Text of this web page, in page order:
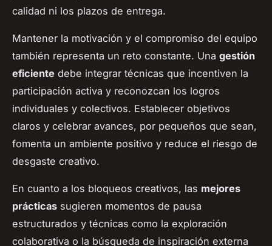
calidad ni los plazos de entrega.
Mantener la motivación y el compromiso del equipo
también representa un reto constante. Una gestión
eficiente debe integrar técnicas que incentiven la
participación activa y reconozcan los logros
individuales y colectivos. Establecer objetivos
claros y celebrar avances, por pequeños que sean,
fomenta un ambiente positivo y reduce el riesgo de
desgaste creativo.
En cuanto a los bloqueos creativos, las mejores
prácticas sugieren momentos de pausa
estructurados y técnicas como la exploración
colaborativa o la búsqueda de inspiración externa